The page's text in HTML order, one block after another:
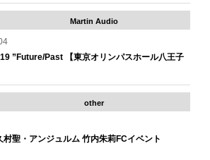
Martin Audio
”Future/Past 【東京オリンパスホール八王子
other
聖・アンジュルム 竹内朱莉FCイベント